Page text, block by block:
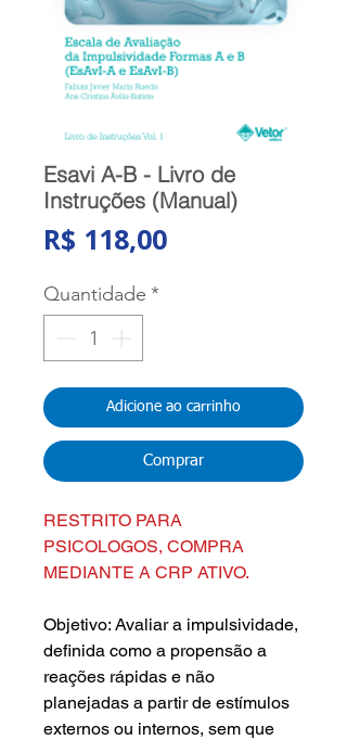
Esavi A-B - Livro de
Instruções (Manual)
R$ 118,00Preço
Quantidade *
Adicione ao carrinho
Comprar
RESTRITO PARA
PSICOLOGOS, COMPRA
MEDIANTE A CRP ATIVO.
Objetivo: Avaliar a impulsividade,
definida como a propensão a
reações rápidas e não
planejadas a partir de estímulos
externos ou internos, sem que